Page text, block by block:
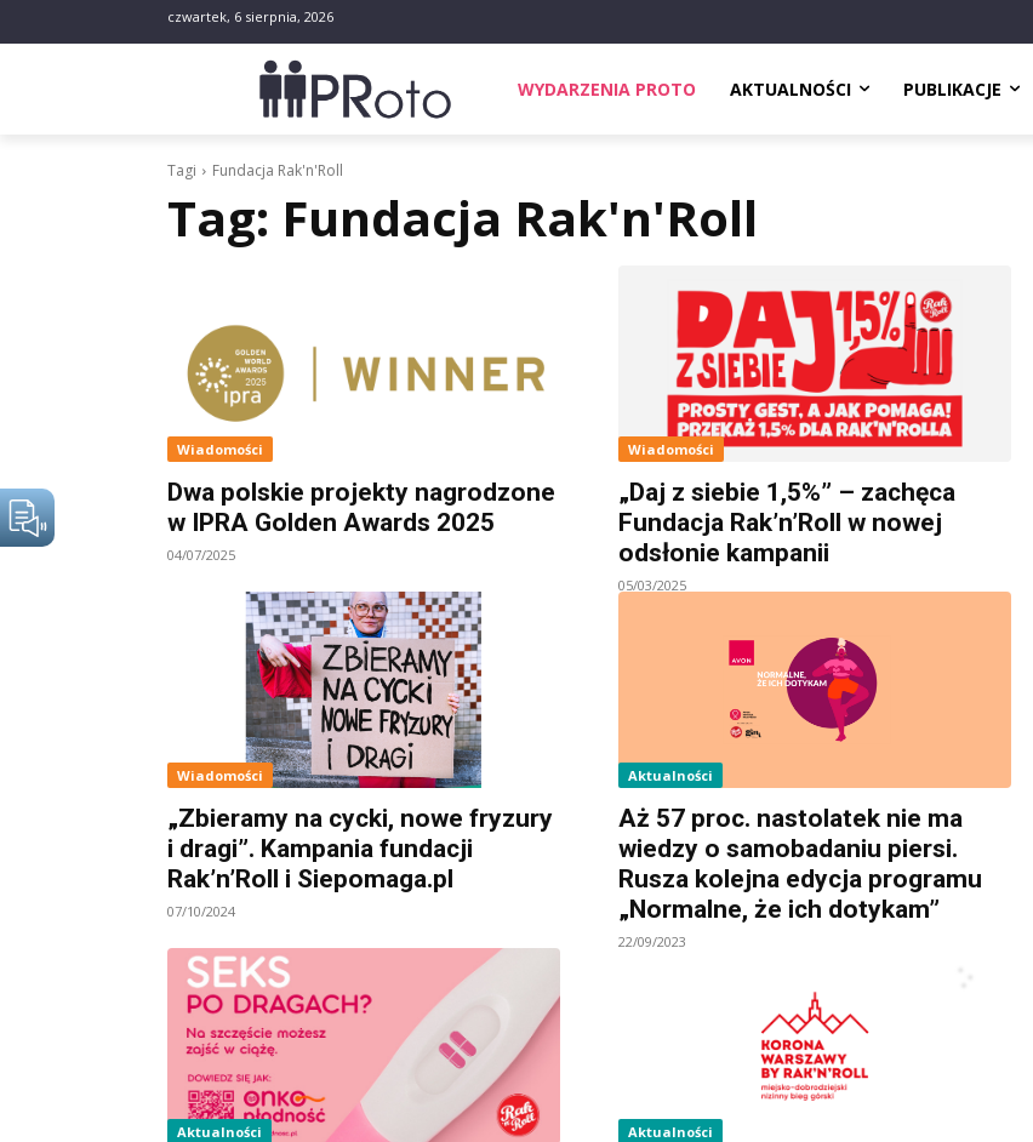
czwartek, 6 sierpnia, 2026
WYDARZENIA PROTO AKTUALNOŚCI PUBLIKACJE
Tagi Fundacja Rak'n'Roll
Tag: Fundacja Rak'n'Roll
Wiadomości
Dwa polskie projekty nagrodzone
w IPRA Golden Awards 2025
04/07/2025
Wiadomości
„Daj z siebie 1,5%” – zachęca
Fundacja Rak’n’Roll w nowej
odsłonie kampanii
05/03/2025
Wiadomości
„Zbieramy na cycki, nowe fryzury
i dragi”. Kampania fundacji
Rak’n’Roll i Siepomaga.pl
07/10/2024
Aktualności
Aż 57 proc. nastolatek nie ma
wiedzy o samobadaniu piersi.
Rusza kolejna edycja programu
„Normalne, że ich dotykam”
22/09/2023
Aktualności Aktualności